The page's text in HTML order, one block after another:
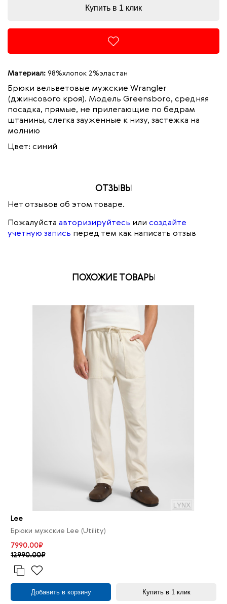
Купить в 1 клик
Материал: 98%хлопок 2%эластан
Брюки вельветовые мужские Wrangler
(джинсового кроя). Модель Greensboro, средняя
посадка, прямые, не прилегающие по бедрам
штанины, слегка зауженные к низу, застежка на
молнию
Цвет: синий
ОТЗЫВЫ
Нет отзывов об этом товаре.
Пожалуйста авторизируйтесь или создайте
учетную запись перед тем как написать отзыв
ПОХОЖИЕ ТОВАРЫ
Lee
Брюки мужские Lee (Utility)
7990.00₽
12990.00₽
Добавить в корзину Купить в 1 клик